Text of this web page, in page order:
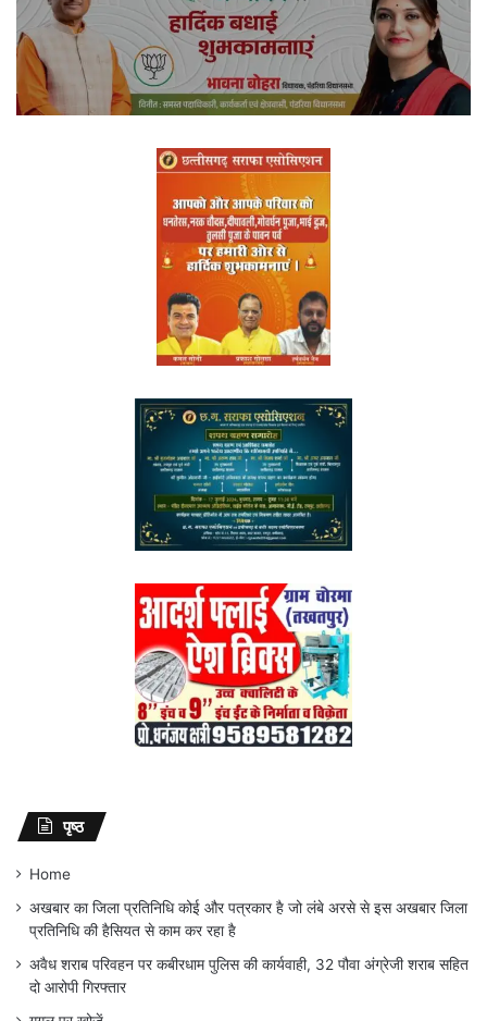
पृष्ठ
Home
अखबार का जिला प्रतिनिधि कोई और पत्रकार है जो लंबे अरसे से इस अखबार जिला
प्रतिनिधि की हैसियत से काम कर रहा है
अवैध शराब परिवहन पर कबीरधाम पुलिस की कार्यवाही, 32 पौवा अंग्रेजी शराब सहित
दो आरोपी गिरफ्तार